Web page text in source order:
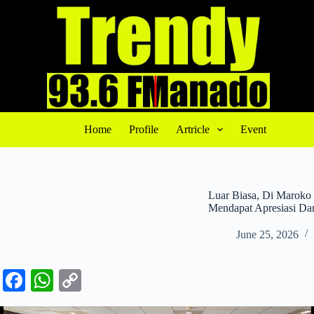
n
Home Profile Artricle Event
Luar Biasa, Di Maroko
Mendapat Apresiasi
June 25, 2026
Fa
ce
W
ha op